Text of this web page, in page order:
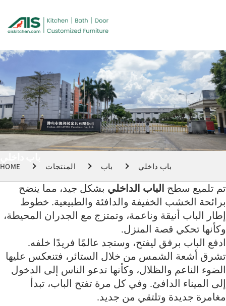
HOME المنتجات باب باب داخلي
تم تلميع سطح الباب الداخلي بشكل جيد، مما ينضح
برائحة الخشب الخفيفة والدافئة والطبيعية. خطوط
إطار الباب أنيقة وناعمة، وتمتزج مع الجدران المحيطة،
وكأنها تحكي قصة المنزل.
ادفع الباب برفق ليفتح، وستجد عالمًا فريدًا خلفه.
تشرق أشعة الشمس من خلال الستائر، فتنعكس عليها
الضوء الناعم والظلال، وكأنها تدعو الناس إلى الدخول
إلى الميناء الدافئ. وفي كل مرة تفتح الباب، تبدأ
مغامرة جديدة وتلتقي من جديد.